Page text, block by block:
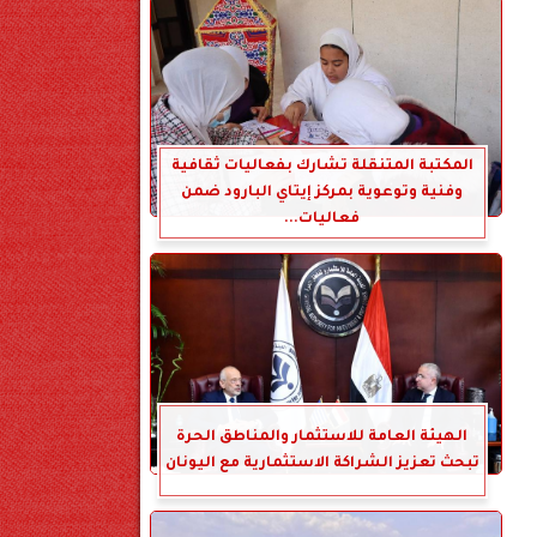
المكتبة المتنقلة تشارك بفعاليات ثقافية
وفنية وتوعوية بمركز إيتاي البارود ضمن
فعاليات...
الهيئة العامة للاستثمار والمناطق الحرة
تبحث تعزيز الشراكة الاستثمارية مع اليونان